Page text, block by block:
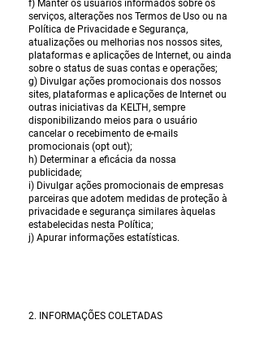
f) Manter os usuários informados sobre os
serviços, alterações nos Termos de Uso ou na
Política de Privacidade e Segurança,
atualizações ou melhorias nos nossos sites,
plataformas e aplicações de Internet, ou ainda
sobre o status de suas contas e operações;
g) Divulgar ações promocionais dos nossos
sites, plataformas e aplicações de Internet ou
outras iniciativas da KELTH, sempre
disponibilizando meios para o usuário
cancelar o recebimento de e-mails
promocionais (opt out);
h) Determinar a eficácia da nossa
publicidade;
i) Divulgar ações promocionais de empresas
parceiras que adotem medidas de proteção à
privacidade e segurança similares àquelas
estabelecidas nesta Política;
j) Apurar informações estatísticas.
2. INFORMAÇÕES COLETADAS